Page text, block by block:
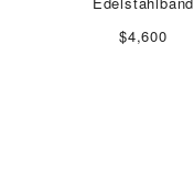
$4,600